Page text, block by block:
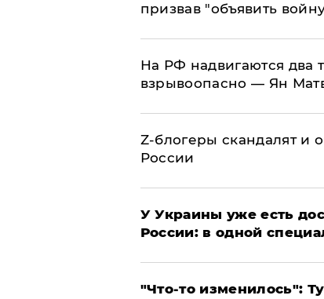
призвав "объявить
На РФ надвигаются два
взрывоопасно — Ян
Z-блогеры скандалят и
России
У Украины уже есть
России: в одной
​"Что-то изменилось":